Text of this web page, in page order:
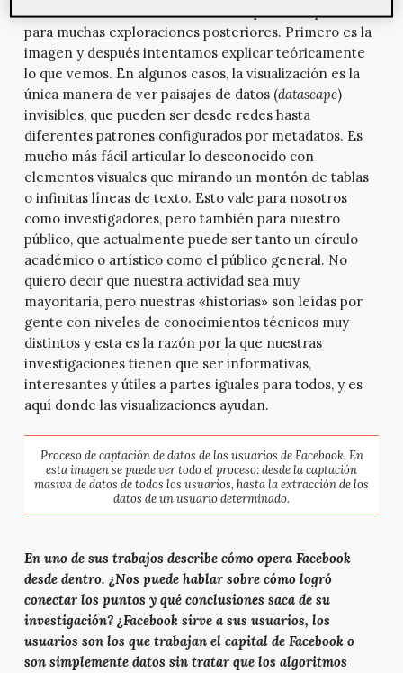
para muchas exploraciones posteriores. Primero es la
imagen y después intentamos explicar teóricamente
lo que vemos. En algunos casos, la visualización es la
única manera de ver paisajes de datos (datascape)
invisibles, que pueden ser desde redes hasta
diferentes patrones configurados por metadatos. Es
mucho más fácil articular lo desconocido con
elementos visuales que mirando un montón de tablas
o infinitas líneas de texto. Esto vale para nosotros
como investigadores, pero también para nuestro
público, que actualmente puede ser tanto un círculo
académico o artístico como el público general. No
quiero decir que nuestra actividad sea muy
mayoritaria, pero nuestras «historias» son leídas por
gente con niveles de conocimientos técnicos muy
distintos y esta es la razón por la que nuestras
investigaciones tienen que ser informativas,
interesantes y útiles a partes iguales para todos, y es
aquí donde las visualizaciones ayudan.
Proceso de captación de datos de los usuarios de Facebook. En
esta imagen se puede ver todo el proceso: desde la captación
masiva de datos de todos los usuarios, hasta la extracción de los
datos de un usuario determinado.
En uno de sus trabajos describe cómo opera Facebook
desde dentro. ¿Nos puede hablar sobre cómo logró
conectar los puntos y qué conclusiones saca de su
investigación? ¿Facebook sirve a sus usuarios, los
usuarios son los que trabajan el capital de Facebook o
son simplemente datos sin tratar que los algoritmos